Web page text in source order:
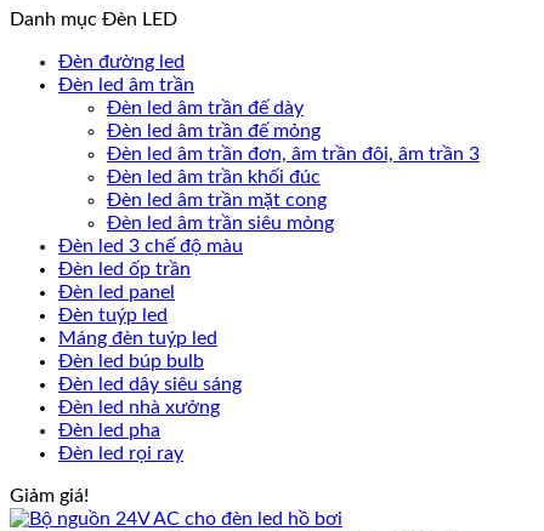
Danh mục Đèn LED
Đèn đường led
Đèn led âm trần
Đèn led âm trần đế dày
Đèn led âm trần đế mỏng
Đèn led âm trần đơn, âm trần đôi, âm trần 3
Đèn led âm trần khối đúc
Đèn led âm trần mặt cong
Đèn led âm trần siêu mỏng
Đèn led 3 chế độ màu
Đèn led ốp trần
Đèn led panel
Đèn tuýp led
Máng đèn tuýp led
Đèn led búp bulb
Đèn led dây siêu sáng
Đèn led nhà xưởng
Đèn led pha
Đèn led rọi ray
Giảm giá!